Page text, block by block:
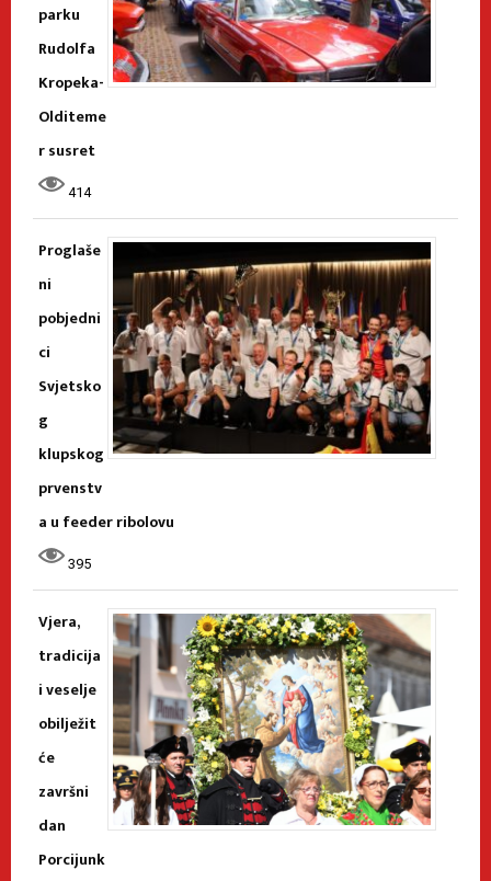
parku
Rudolfa
Kropeka-
Olditeme
r susret
414
Proglaše
ni
pobjedni
ci
Svjetsko
g
klupskog
prvenstv
a u feeder ribolovu
395
Vjera,
tradicija
i veselje
obilježit
će
završni
dan
Porcijunk